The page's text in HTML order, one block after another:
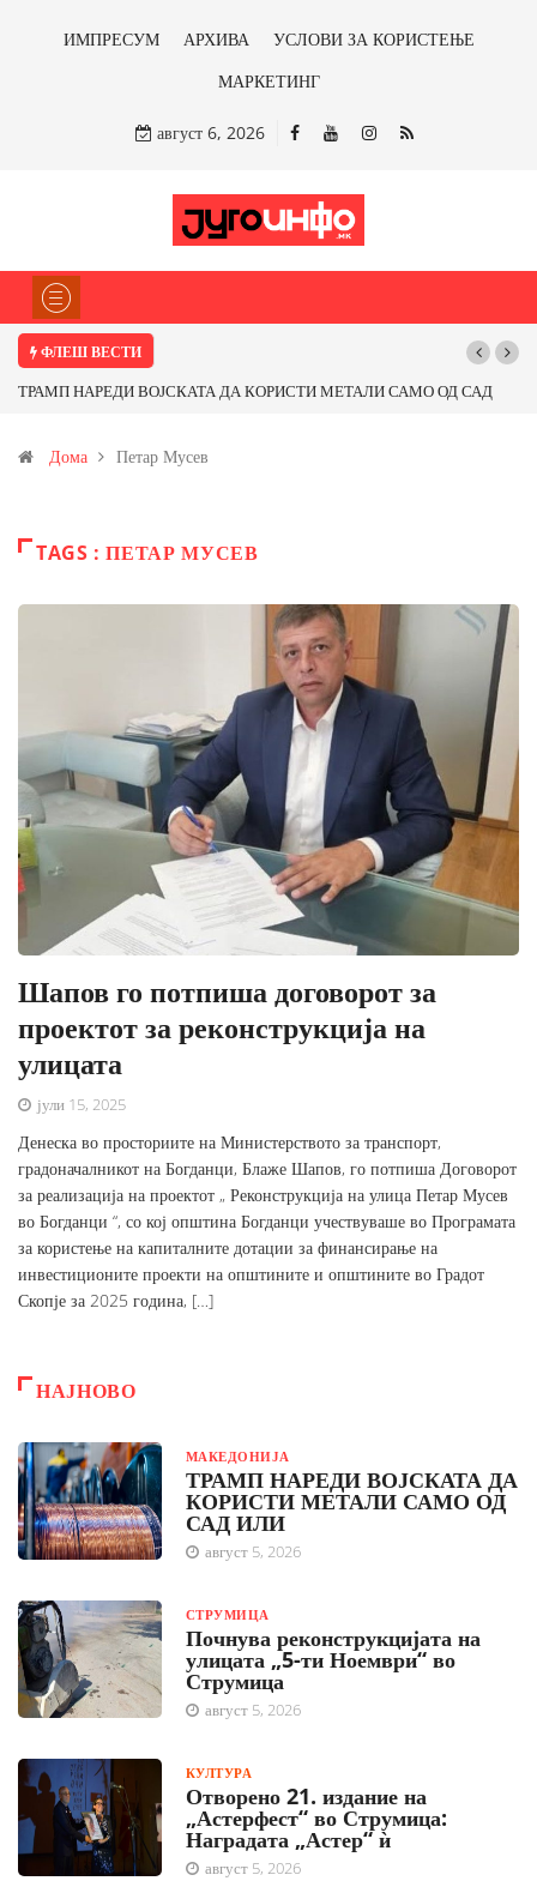
ИМПРЕСУМ АРХИВА
УСЛОВИ ЗА КОРИСТЕЊЕ
МАРКЕТИНГ
август 6, 2026
ФЛЕШ ВЕСТИ
ТРАМП НАРЕДИ ВОЈСКАТА ДА КОРИСТИ МЕТАЛИ САМО ОД САД
Иловица и со антимонот?
Дома Петар Мусев
TAGS : ПЕТАР МУСЕВ
Шапов го потпиша договорот за
проектот за реконструкција на
улицата
јули 15, 2025
Денеска во просториите на Министерството за транспорт,
градоначалникот на Богданци, Блаже Шапов, го потпиша Договорот
за реализација на проектот „ Реконструкција на улица Петар Мусев
во Богданци “, со кој општина Богданци учествуваше во Програмата
за користење на капиталните дотации за финансирање на
инвестиционите проекти на општините и општините во Градот
Скопје за 2025 година, […]
НАЈНОВО
МАКЕДОНИЈА
ТРАМП НАРЕДИ ВОЈСКАТА ДА
КОРИСТИ МЕТАЛИ САМО ОД
САД ИЛИ
август 5, 2026
СТРУМИЦА
Почнува реконструкцијата на
улицата „5-ти Ноември“ во
Струмица
август 5, 2026
КУЛТУРА
Отворено 21. издание на
„Астерфест“ во Струмица:
Наградата „Астер“ ѝ
август 5, 2026